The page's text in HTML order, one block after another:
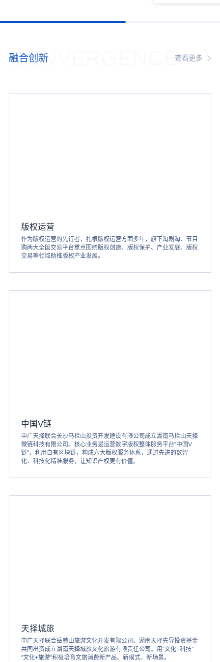
CONVERGENCE
融合创新 查看更多
版权运营
作为版权运营的先行者，扎根版权运营方面多年，旗下淘剧淘、节目
购两大全国交易平台重点围绕版权创造、版权保护、产业发展、版权
交易等领域助推版权产业发展。
中国V链
中广天择联合长沙马栏山投资开发建设有限公司成立湖南马栏山天择
微链科技有限公司。核心业务是运营数字版权整体服务平台“中国V
链”，利用自有区块链，构成六大版权服务体系，通过先进的数智
化、科技化精准服务，让知识产权更有价值。
天择城旅
中广天择联合岳麓山旅游文化开发有限公司、湖南天择先导投资基金
共同出资成立湖南天择城旅文化旅游有限责任公司。用“文化+科技”
“文化+旅游”积极培育文旅消费新产品、新模式、新场景。